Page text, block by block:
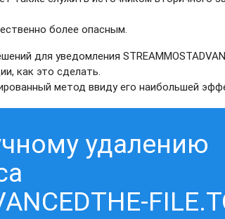
более опасным.
для уведомления
как это сделать.
метод ввиду его наибольшей
удалению